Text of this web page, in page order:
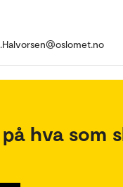
hva som